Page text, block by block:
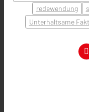
redewendung
Unterhaltsame